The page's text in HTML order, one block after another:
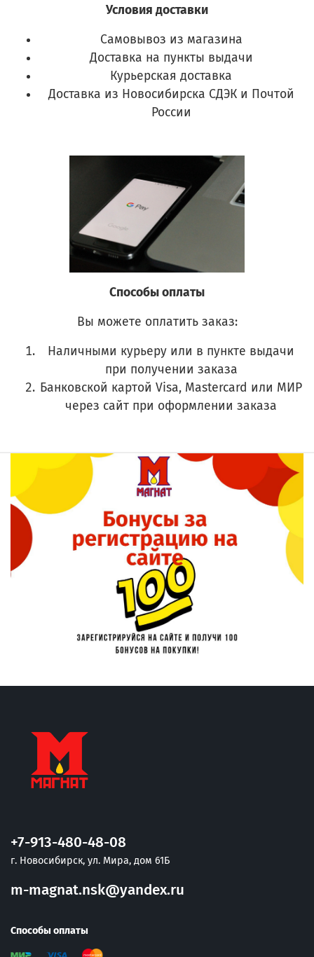
Условия доставки
Самовывоз из магазина
Доставка на пункты выдачи
Курьерская доставка
Доставка из Новосибирска СДЭК и Почтой
России
Способы оплаты
Вы можете оплатить заказ:
Наличными курьеру или в пункте выдачи
при получении заказа
Банковской картой Visa, Mastercard или МИР
через сайт при оформлении заказа
+7-913-480-48-08
г. Новосибирск, ул. Мира, дом 61Б
m-magnat.nsk@yandex.ru
Способы оплаты